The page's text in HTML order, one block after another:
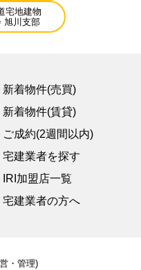
宅地建物
旭川支部
新着物件(売買)
新着物件(賃貸)
ご成約(2週間以内)
宅建業者を探す
IRI加盟店一覧
宅建業者の方へ
・管理)